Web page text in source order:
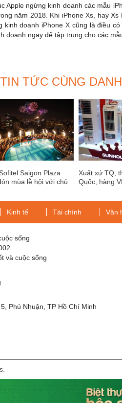
Apple ngừng kinh doanh các mẫu
năm 2018. Khi iPhone Xs, hay
doanh iPhone X cũng là điều
doanh ngay để tập trung cho các
TIN TỨC CÙNG
Saigon Plaza
mùa lễ hội với chủ
Xuất xứ TQ,
Quốc, hàng
nào?
Kinh tế Tài chính Văn
sống
và cuộc sống
Phú Nhuận, TP Hồ Chí Minh